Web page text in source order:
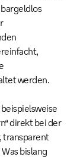
werden.
direkt bei der
transparent
bislang